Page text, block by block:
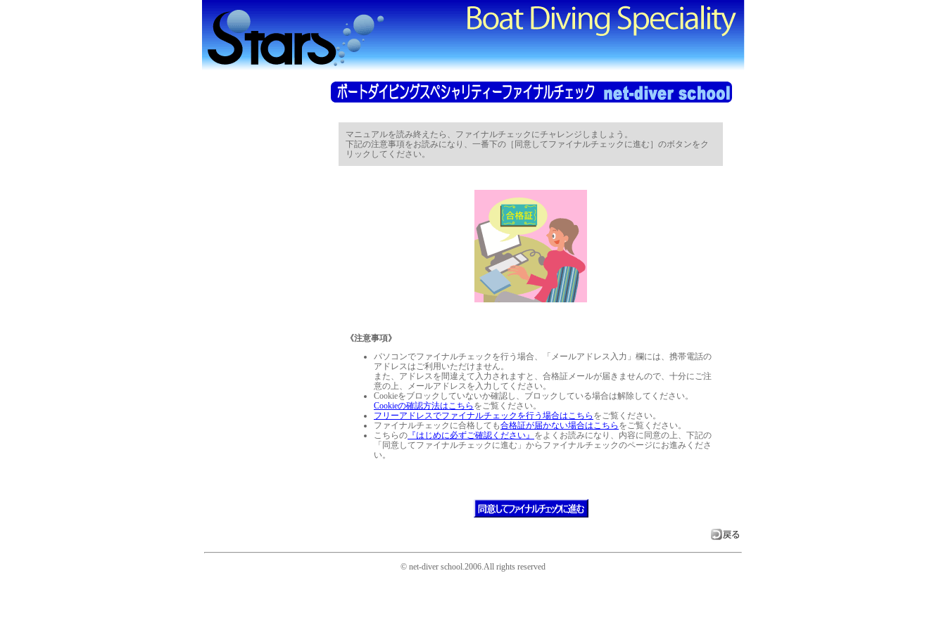
マニュアルを読み終えたら、ファイナルチェックにチャレンジしましょう。
下記の注意事項をお読みになり、一番下の［同意してファイナルチェックに進む］のボタンをク
リックしてください。
《注意事項》
パソコンでファイナルチェックを行う場合、「メールアドレス入力」欄には、携帯電話の
アドレスはご利用いただけません。
また、アドレスを間違えて入力されますと、合格証メールが届きませんので、十分にご注
意の上、メールアドレスを入力してください。
Cookieをブロックしていないか確認し、ブロックしている場合は解除してください。
Cookieの確認方法はこちら をご覧ください。
フリーアドレスでファイナルチェックを行う場合はこちら をご覧ください。
ファイナルチェックに合格しても合格証が届かない場合はこちら をご覧ください。
こちらの 『はじめに必ずご確認ください』 をよくお読みになり、内容に同意の上、下記の
「同意してファイナルチェックに進む」からファイナルチェックのページにお進みくださ
い。
© net-diver school.2006.All rights reserved